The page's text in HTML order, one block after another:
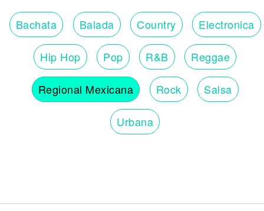
Bachata Balada Country Electronica
Hip Hop Pop R&B Reggae
Regional Mexicana Rock Salsa
Urbana